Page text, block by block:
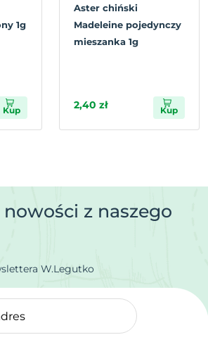
1g
Kup
Aster chiński
Madeleine pojedynczy
mieszanka 1g
2,40 zł Kup
z naszego
W.Legutko